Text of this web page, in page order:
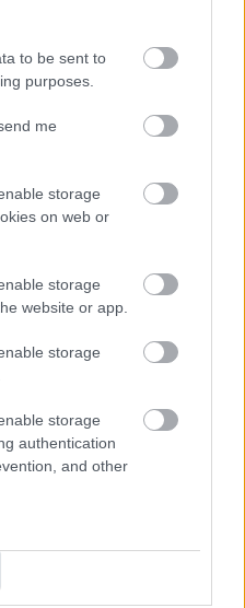
to be sent to
purposes.
me
storage
on web or
storage
website or app.
storage
storage
authentication
and other